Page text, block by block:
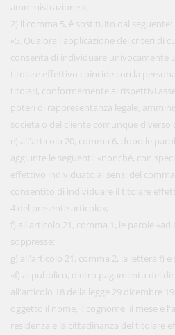
amministrazione.»;
2) il comma 5, è sostituito dal seguente:
«5. Qualora l'applicazione dei criteri di
consenta di individuare univocamente
titolare effettivo coincide con la
titolari, conformemente ai rispettivi
poteri di rappresentanza legale,
società o del cliente comunque diverso
e) all'articolo 20, comma 6, dopo le
aggiunte le seguenti: «nonché, con
effettivo individuato ai sensi del
consentito di individuare il titolare
4 del presente articolo»;
f) all'articolo 21, comma 1, le parole «ad
soppresse;
g) all'articolo 21, comma 2, la lettera f)
«f) al pubblico, dietro pagamento dei
all'articolo 18 della legge 29 dicembre
oggetto il nome, il cognome, il mese e
residenza e la cittadinanza del titolare